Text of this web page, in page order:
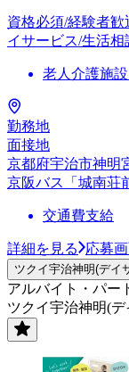
資格必須/経験者
イサービス/生活相
老人介護施
勤務地
面接地
京都府宇治市神明
京阪バス「城南荘
交通費支給
詳細を見る 応募
ツクイ宇治神明(デイ
アルバイト・パー
ツクイ宇治神明(